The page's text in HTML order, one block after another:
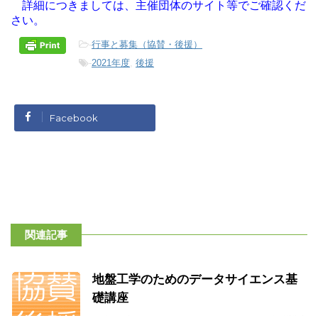
詳細につきましては、主催団体のサイト等でご確認くだ
さい。
-行事と募集（協賛・後援）
-2021年度, 後援
Facebook
関連記事
地盤工学のためのデータサイエンス基
礎講座